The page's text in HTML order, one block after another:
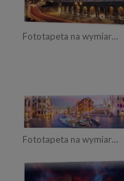
Fototapeta na wymiar Koloseum w nocy. Rzym, Włochy
Fototapeta na wymiar Piazza De Spagna w Rzymie, Włochy (Hiszpańscy Kroki)